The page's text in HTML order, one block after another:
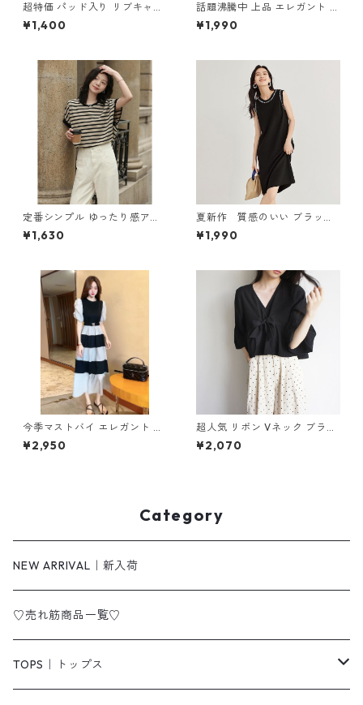
超特価 パッド入り リブキャミ
ソール m-446
¥1,400
話題沸騰中 上品 エレガント ノ
ースリーブ ニットワンピース
m-268
¥1,990
定番シンプル ゆったり感アッ
プ エレガント ボーダー柄 半袖
Tシャツ m-248
¥1,630
夏新作 質感のいい ブラック
ニットワンピース m-261
¥1,990
今季マストバイ エレガント ギ
ャザー 切り替え ワンピース m
-278
¥2,950
超人気 リボン Vネック ブラッ
ク トップス m-283
¥2,070
Category
NEW ARRIVAL｜新入荷
♡売れ筋商品一覧♡
TOPS｜トップス